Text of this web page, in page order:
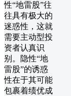
性“地雷股”往
往具有极大的
迷惑性，这就
需要主动型投
资者认真识
别。隐性“地
雷股”的诱惑
性在于其可能
包裹着绩优成